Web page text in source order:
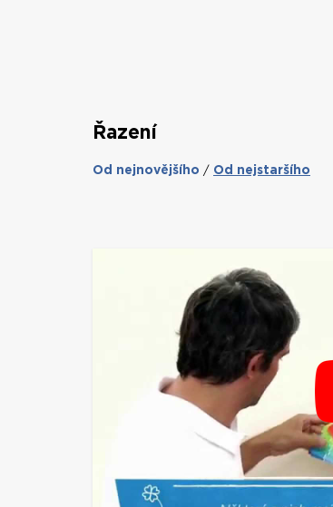
Řazení
Od nejnovějšího / Od nejstaršího